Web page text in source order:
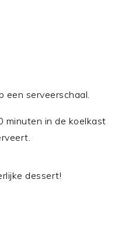
een serveerschaal.
minuten in de koelkast
dessert!